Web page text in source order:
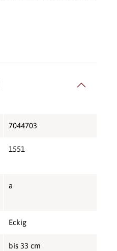
7044703
1551
a
Eckig
bis 33 cm